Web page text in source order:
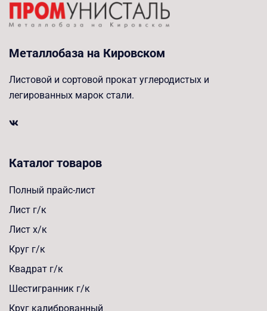
Металлобаза на Кировском
Листовой и сортовой прокат углеродистых и
легированных марок стали.
Каталог товаров
Полный прайс-лист
Лист г/к
Лист х/к
Круг г/к
Квадрат г/к
Шестигранник г/к
Круг калиброванный